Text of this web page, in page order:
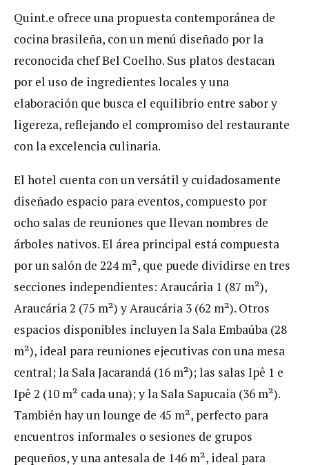
Quint.e ofrece una propuesta contemporánea de
cocina brasileña, con un menú diseñado por la
reconocida chef Bel Coelho. Sus platos destacan
por el uso de ingredientes locales y una
elaboración que busca el equilibrio entre sabor y
ligereza, reflejando el compromiso del restaurante
con la excelencia culinaria.
El hotel cuenta con un versátil y cuidadosamente
diseñado espacio para eventos, compuesto por
ocho salas de reuniones que llevan nombres de
árboles nativos. El área principal está compuesta
por un salón de 224 m², que puede dividirse en tres
secciones independientes: Araucária 1 (87 m²),
Araucária 2 (75 m²) y Araucária 3 (62 m²). Otros
espacios disponibles incluyen la Sala Embaúba (28
m²), ideal para reuniones ejecutivas con una mesa
central; la Sala Jacarandá (16 m²); las salas Ipê 1 e
Ipê 2 (10 m² cada una); y la Sala Sapucaia (36 m²).
También hay un lounge de 45 m², perfecto para
encuentros informales o sesiones de grupos
pequeños, y una antesala de 146 m², ideal para